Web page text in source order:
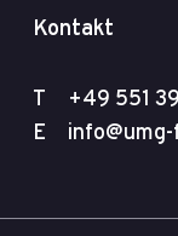
Kontakt
T +49 551
E